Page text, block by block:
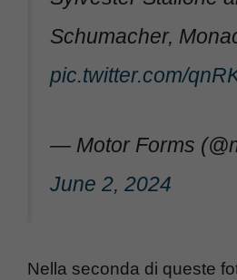
Schumacher,
pic.twitter.com/
— Motor Forms
June 2, 2024
Nella seconda di queste